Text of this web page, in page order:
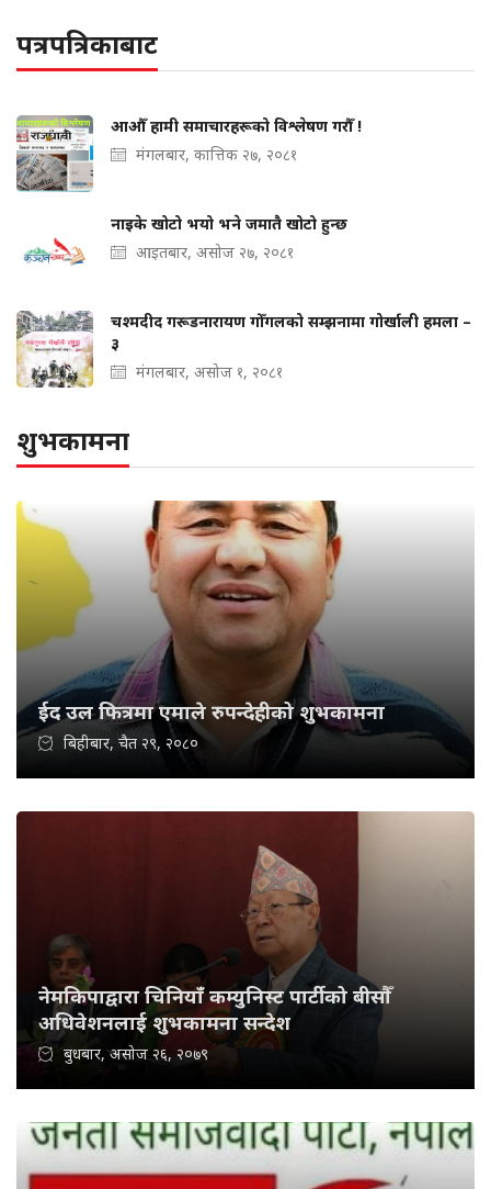
पत्रपत्रिकाबाट
आऔँ हामी समाचारहरूको विश्लेषण गरौँ !
मंगलबार, कात्तिक २७, २०८१
नाइके खोटो भयो भने जमातै खोटो हुन्छ
आइतबार, असोज २७, २०८१
चश्मदीद गरूडनारायण गोँगलको सम्झनामा गोर्खाली हमला –
३
मंगलबार, असोज १, २०८१
शुभकामना
ईद उल फित्रमा एमाले रुपन्देहीको शुभकामना
बिहीबार, चैत २९, २०८०
नेमकिपाद्वारा चिनियाँ कम्युनिस्ट पार्टीको बीसौँ
अधिवेशनलाई शुभकामना सन्देश
बुधबार, असोज २६, २०७९